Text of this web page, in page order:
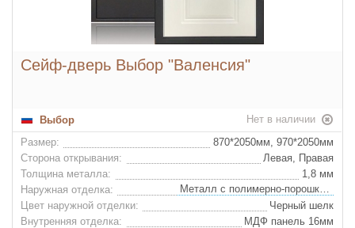
Сейф-дверь Выбор "Валенсия"
Выбор
Нет в наличии
Размер:
870*2050мм, 970*2050мм
Сторона открывания:
Левая, Правая
Толщина металла:
1,8 мм
Наружная отделка:
Металл с полимерно-порошковым покрытием
Цвет наружной отделки:
Черный шелк
Внутренняя отделка:
МДФ панель 16мм